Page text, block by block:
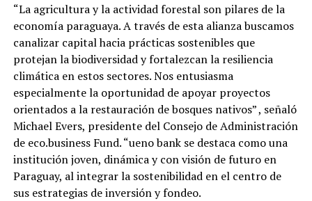
“La agricultura y la actividad forestal son pilares de la
economía paraguaya. A través de esta alianza buscamos
canalizar capital hacia prácticas sostenibles que
protejan la biodiversidad y fortalezcan la resiliencia
climática en estos sectores. Nos entusiasma
especialmente la oportunidad de apoyar proyectos
orientados a la restauración de bosques nativos” , señaló
Michael Evers, presidente del Consejo de Administración
de eco.business Fund. “ueno bank se destaca como una
institución joven, dinámica y con visión de futuro en
Paraguay, al integrar la sostenibilidad en el centro de
sus estrategias de inversión y fondeo.